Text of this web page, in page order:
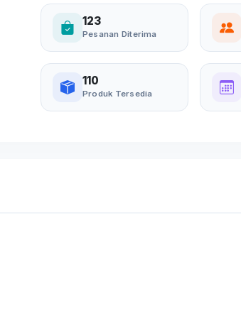
123
Pesanan Diterima
110
Produk Tersedia